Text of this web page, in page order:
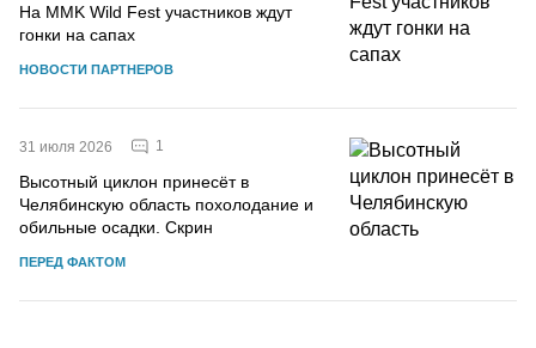
На MMK Wild Fest участников ждут
гонки на сапах
НОВОСТИ ПАРТНЕРОВ
31 июля 2026 1
Высотный циклон принесёт в
Челябинскую область похолодание и
обильные осадки. Скрин
ПЕРЕД ФАКТОМ